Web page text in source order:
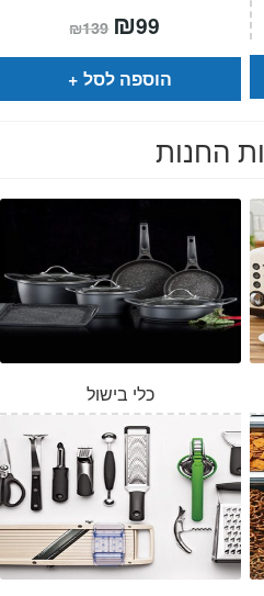
₪139 המחיר
המקורי
היה:
₪139.
₪99
הוא:
הוספה לסל
החנות
כלי בישול